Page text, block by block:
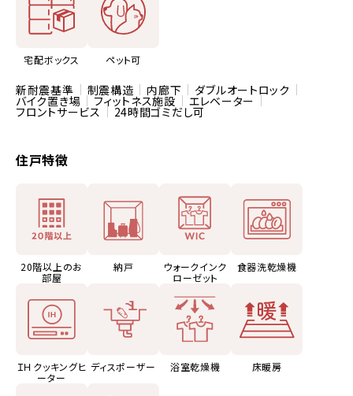
宅配ボックス ペット可
新耐震基準 制震構造 内廊下 ダブルオートロック
バイク置き場 フィットネス施設 エレベーター
フロントサービス 24時間ゴミだし可
住戸特徴
20階以上のお
部屋
納戸
ウォークインク
ローゼット
食器洗乾燥機
ＩＨクッキングヒ
ーター
ディスポーザー 浴室乾燥機 床暖房